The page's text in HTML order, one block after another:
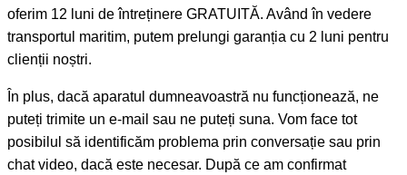
oferim 12 luni de întreținere GRATUITĂ. Având în vedere
transportul maritim, putem prelungi garanția cu 2 luni pentru
clienții noștri.
În plus, dacă aparatul dumneavoastră nu funcționează, ne
puteți trimite un e-mail sau ne puteți suna. Vom face tot
posibilul să identificăm problema prin conversație sau prin
chat video, dacă este necesar. După ce am confirmat